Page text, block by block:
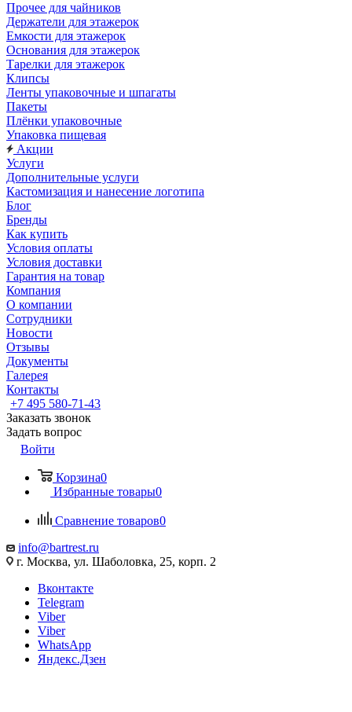
Прочее для чайников
Держатели для этажерок
Емкости для этажерок
Основания для этажерок
Тарелки для этажерок
Клипсы
Ленты упаковочные и шпагаты
Пакеты
Плёнки упаковочные
Упаковка пищевая
Акции
Услуги
Дополнительные услуги
Кастомизация и нанесение логотипа
Блог
Бренды
Как купить
Условия оплаты
Условия доставки
Гарантия на товар
Компания
О компании
Сотрудники
Новости
Отзывы
Документы
Галерея
Контакты
+7 495 580-71-43
Заказать звонок
Задать вопрос
Войти
Корзина0
Избранные товары0
Сравнение товаров0
info@bartrest.ru
г. Москва, ул. Шаболовка, 25, корп. 2
Вконтакте
Telegram
Viber
Viber
WhatsApp
Яндекс.Дзен